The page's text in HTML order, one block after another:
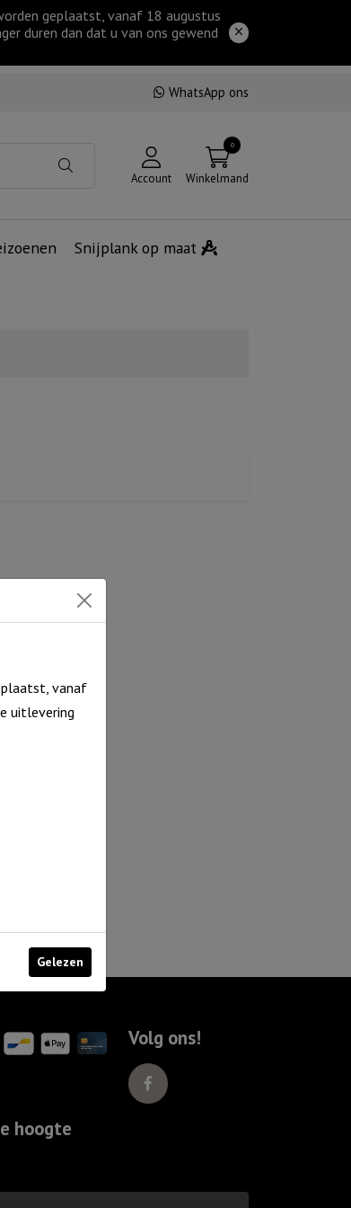
geplaatst, vanaf 18 augustus
duren dan dat u van ons gewend
WhatsApp ons
Account
0
Winkelmand
Snijplank op maat
Volg ons!
hoogte
vanaf
uitlevering
Gelezen